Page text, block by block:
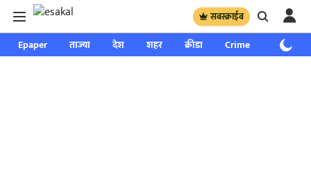
सबस्क्राईब
Epaper ताज्या देश शहर क्रीडा Crime साप्ताहिक